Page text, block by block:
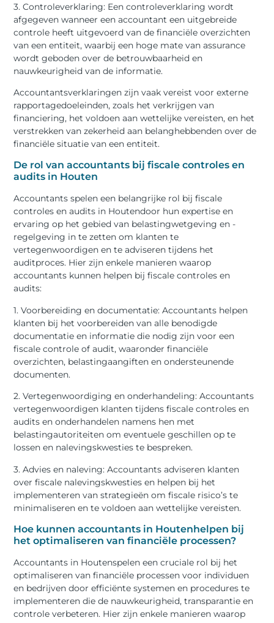
3. Controleverklaring: Een controleverklaring wordt
afgegeven wanneer een accountant een uitgebreide
controle heeft uitgevoerd van de financiële overzichten
van een entiteit, waarbij een hoge mate van assurance
wordt geboden over de betrouwbaarheid en
nauwkeurigheid van de informatie.
Accountantsverklaringen zijn vaak vereist voor externe
rapportagedoeleinden, zoals het verkrijgen van
financiering, het voldoen aan wettelijke vereisten, en het
verstrekken van zekerheid aan belanghebbenden over de
financiële situatie van een entiteit.
De rol van accountants bij fiscale controles en
audits in Houten
Accountants spelen een belangrijke rol bij fiscale
controles en audits in Houtendoor hun expertise en
ervaring op het gebied van belastingwetgeving en -
regelgeving in te zetten om klanten te
vertegenwoordigen en te adviseren tijdens het
auditproces. Hier zijn enkele manieren waarop
accountants kunnen helpen bij fiscale controles en
audits:
1. Voorbereiding en documentatie: Accountants helpen
klanten bij het voorbereiden van alle benodigde
documentatie en informatie die nodig zijn voor een
fiscale controle of audit, waaronder financiële
overzichten, belastingaangiften en ondersteunende
documenten.
2. Vertegenwoordiging en onderhandeling: Accountants
vertegenwoordigen klanten tijdens fiscale controles en
audits en onderhandelen namens hen met
belastingautoriteiten om eventuele geschillen op te
lossen en nalevingskwesties te bespreken.
3. Advies en naleving: Accountants adviseren klanten
over fiscale nalevingskwesties en helpen bij het
implementeren van strategieën om fiscale risico’s te
minimaliseren en te voldoen aan wettelijke vereisten.
Hoe kunnen accountants in Houtenhelpen bij
het optimaliseren van financiële processen?
Accountants in Houtenspelen een cruciale rol bij het
optimaliseren van financiële processen voor individuen
en bedrijven door efficiënte systemen en procedures te
implementeren die de nauwkeurigheid, transparantie en
controle verbeteren. Hier zijn enkele manieren waarop